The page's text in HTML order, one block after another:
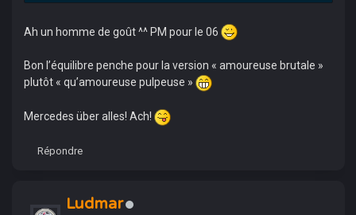
Ah un homme de goût ^^ PM pour le 06
Bon l’équilibre penche pour la version « amoureuse brutale »
plutôt « qu’amoureuse pulpeuse »
Mercedes über alles! Ach!
Répondre
Ludmar